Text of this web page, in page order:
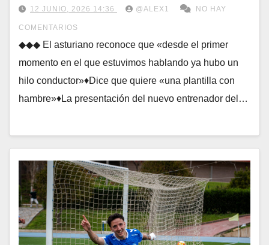
12 JUNIO, 2026 14:36 @ALEX1 NO HAY
COMENTARIOS
◆◆◆ El asturiano reconoce que «desde el primer
momento en el que estuvimos hablando ya hubo un
hilo conductor»♦Dice que quiere «una plantilla con
hambre»♦La presentación del nuevo entrenador del…